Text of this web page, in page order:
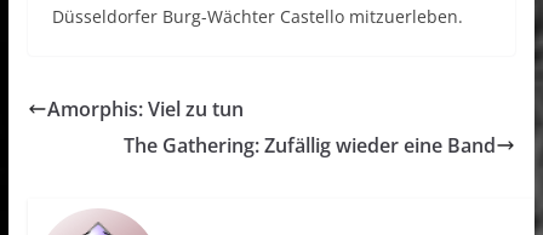
Düsseldorfer Burg-Wächter Castello mitzuerleben.
Amorphis: Viel zu tun
The Gathering: Zufällig wieder eine Band